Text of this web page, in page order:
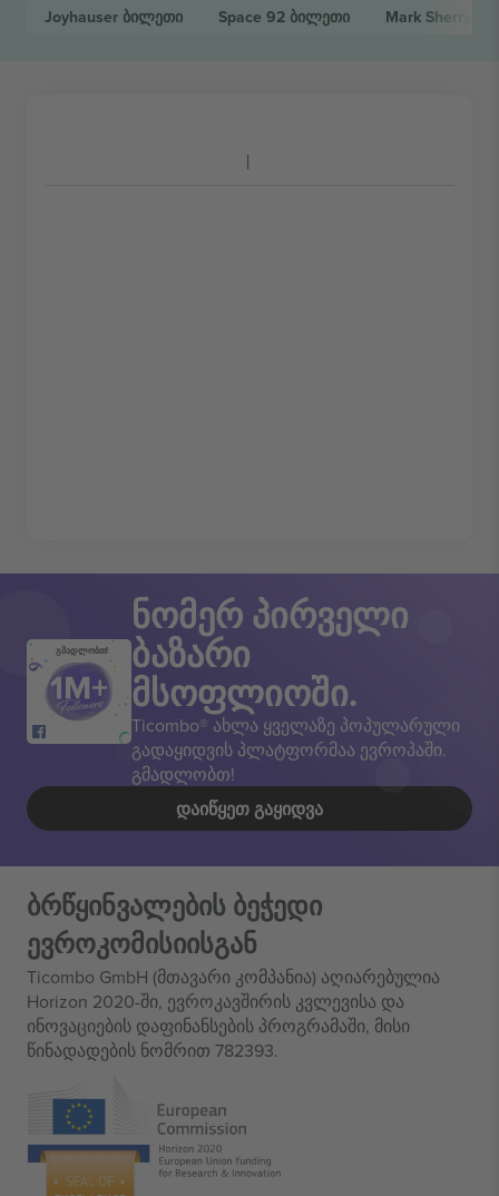
Joyhauser ბილეთი Space 92 ბილეთი Mark Sherry
გმადლობთ!
ნომერ პირველი
ბაზარი
მსოფლიოში.
Ticombo® ახლა ყველაზე პოპულარული
გადაყიდვის პლატფორმაა ევროპაში.
გმადლობთ!
ᲓᲐᲘᲬᲧᲔᲗ ᲒᲐᲧᲘᲓᲕᲐ
ბრწყინვალების ბეჭედი
ევროკომისიისგან
Ticombo GmbH (მთავარი კომპანია) აღიარებულია
Horizon 2020-ში, ევროკავშირის კვლევისა და
ინოვაციების დაფინანსების პროგრამაში, მისი
წინადადების ნომრით 782393.